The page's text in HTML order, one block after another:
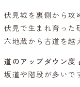
伏見城を裏側から攻
伏見で生まれ育った
六地蔵から古道を越
道のアップダウン度
坂道や階段が多いで